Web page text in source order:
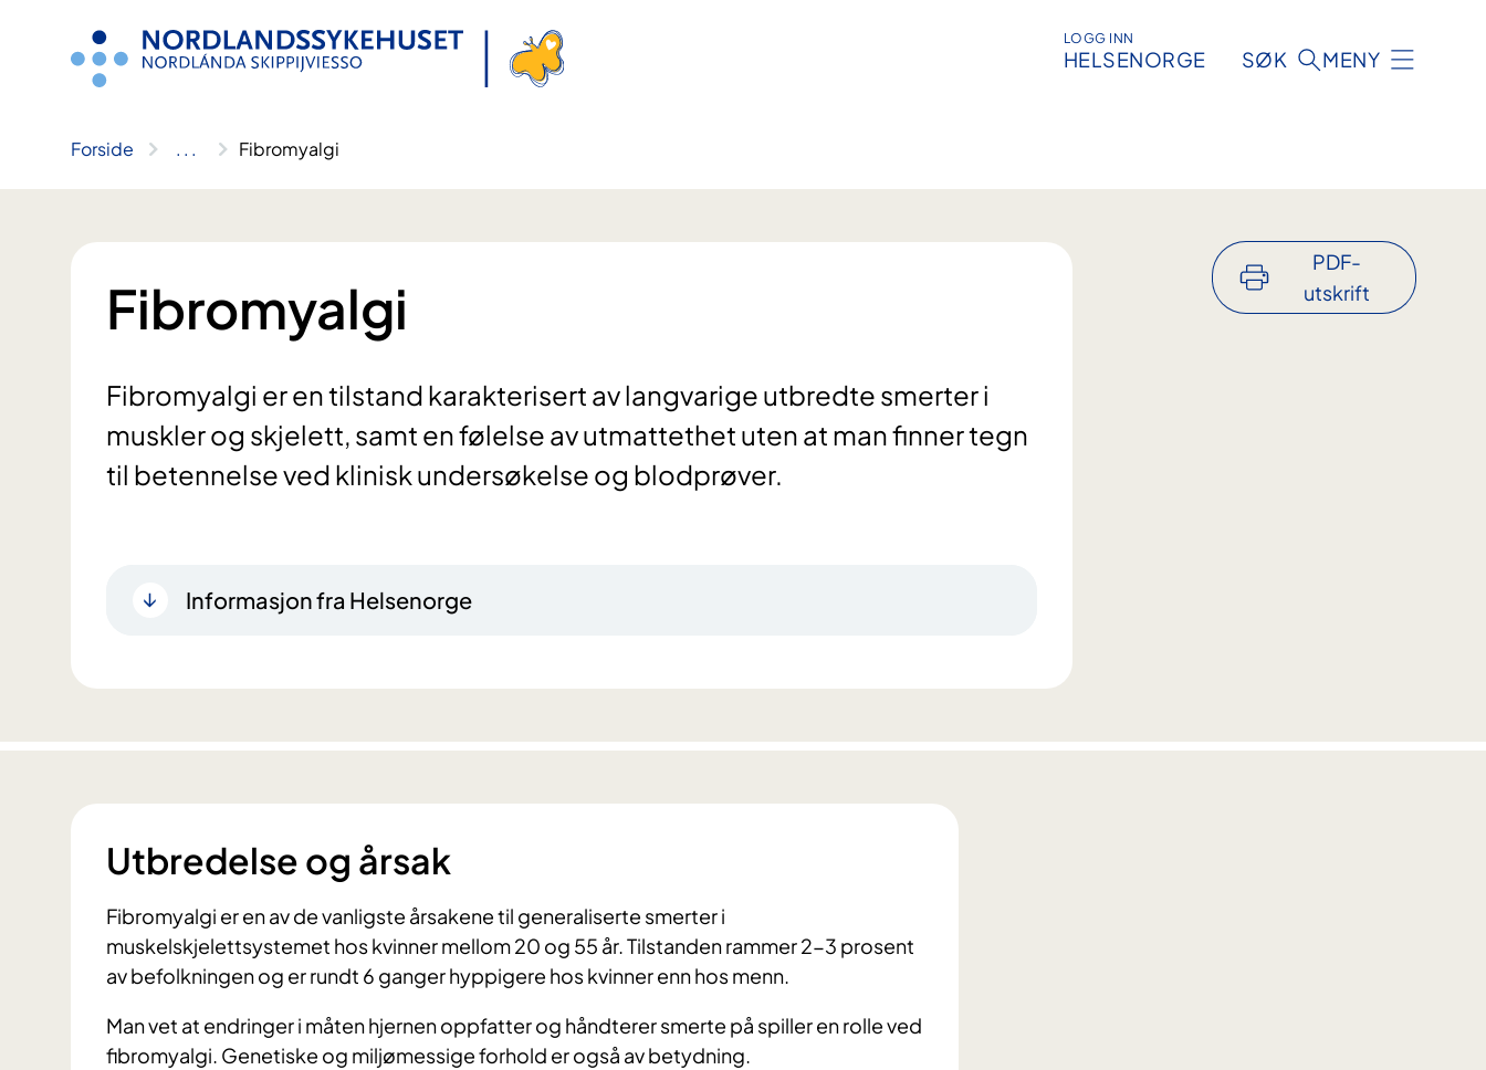
LOGG INN
HELSENORGE SØK MENY
Forside .. . Fibromyalgi
Fibromyalgi
Fibromyalgi er en tilstand karakterisert av langvarige utbredte smerter i
muskler og skjelett, samt en følelse av utmattethet uten at man finner tegn
til betennelse ved klinisk undersøkelse og blodprøver.
Informasjon fra Helsenorge
PDF-
utskrift
Utbredelse og årsak
Fibromyalgi er en av de vanligste årsakene til generaliserte smerter i
muskelskjelettsystemet hos kvinner mellom 20 og 55 år. Tilstanden rammer 2-3 prosent
av befolkningen og er rundt 6 ganger hyppigere hos kvinner enn hos menn.
Man vet at endringer i måten hjernen oppfatter og håndterer smerte på spiller en rolle ved
fibromyalgi. Genetiske og miljømessige forhold er også av betydning.